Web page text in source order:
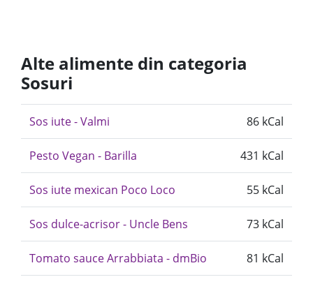
Alte alimente din categoria
Sosuri
Sos iute - Valmi 86 kCal
Pesto Vegan - Barilla 431 kCal
Sos iute mexican Poco Loco 55 kCal
Sos dulce-acrisor - Uncle Bens 73 kCal
Tomato sauce Arrabbiata - dmBio 81 kCal